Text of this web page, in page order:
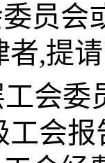
员会
者,提
会委
工会